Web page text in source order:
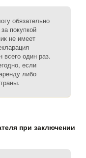
обязательно
покупкой
не имеет
всего один раз.
если
либо
при заключении